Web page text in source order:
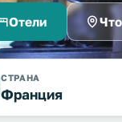
Отели
СТРАНА
Франция